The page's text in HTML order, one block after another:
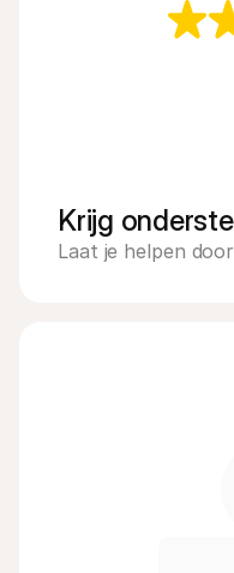
Krijg
Laat je helpen